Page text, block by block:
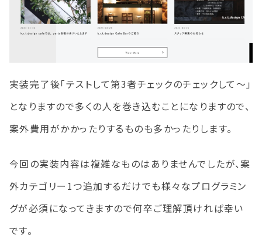
実装完了後「テストして第3者チェックのチェックして〜」
となりますので多くの人を巻き込むことになりますので、
案外費用がかかったりするものも多かったりします。
今回の実装内容は複雑なものはありませんでしたが、案
外カテゴリー1つ追加するだけでも様々なプログラミン
グが必須になってきますので何卒ご理解頂ければ幸い
です。